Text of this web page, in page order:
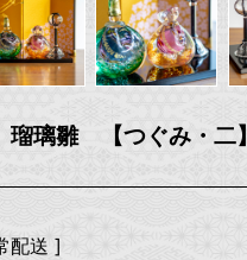
瑠璃雛 【つぐみ・二】
配送 ]